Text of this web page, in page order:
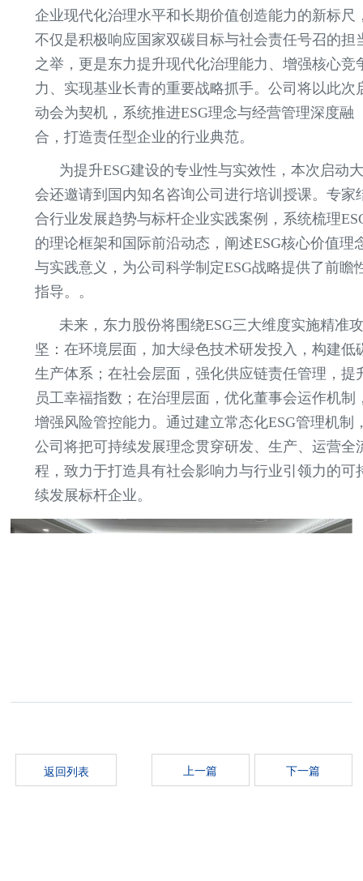
企业现代化治理水平和长期价值创造能力的新标尺
不仅是积极响应国家双碳目标与社会责任号召的担
之举，更是东力提升现代化治理能力、增强核心竞
力、实现基业长青的重要战略抓手。公司将以此次
动会为契机，系统推进ESG理念与经营管理深度融
合，打造责任型企业的行业典范。
为提升ESG建设的专业性与实效性，本次启动
会还邀请到国内知名咨询公司进行培训授课。专家
合行业发展趋势与标杆企业实践案例，系统梳理
的理论框架和国际前沿动态，阐述ESG核心价值理
与实践意义，为公司科学制定ESG战略提供了前瞻
指导。。
未来，东力股份将围绕ESG三大维度实施精准
坚：在环境层面，加大绿色技术研发投入，构建低
生产体系；在社会层面，强化供应链责任管理，提
员工幸福指数；在治理层面，优化董事会运作机制
增强风险管控能力。通过建立常态化ESG管理机制
公司将把可持续发展理念贯穿研发、生产、运营全
程，致力于打造具有社会影响力与行业引领力的可
续发展标杆企业。
返回列表 下一篇
上一篇